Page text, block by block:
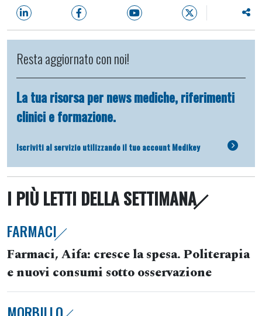
Resta aggiornato con noi!
La tua risorsa per news mediche, riferimenti
clinici e formazione.
Iscriviti al servizio utilizzando il tuo account Medikey
I PIÙ LETTI DELLA SETTIMANA
FARMACI
Farmaci, Aifa: cresce la spesa. Politerapia
e nuovi consumi sotto osservazione